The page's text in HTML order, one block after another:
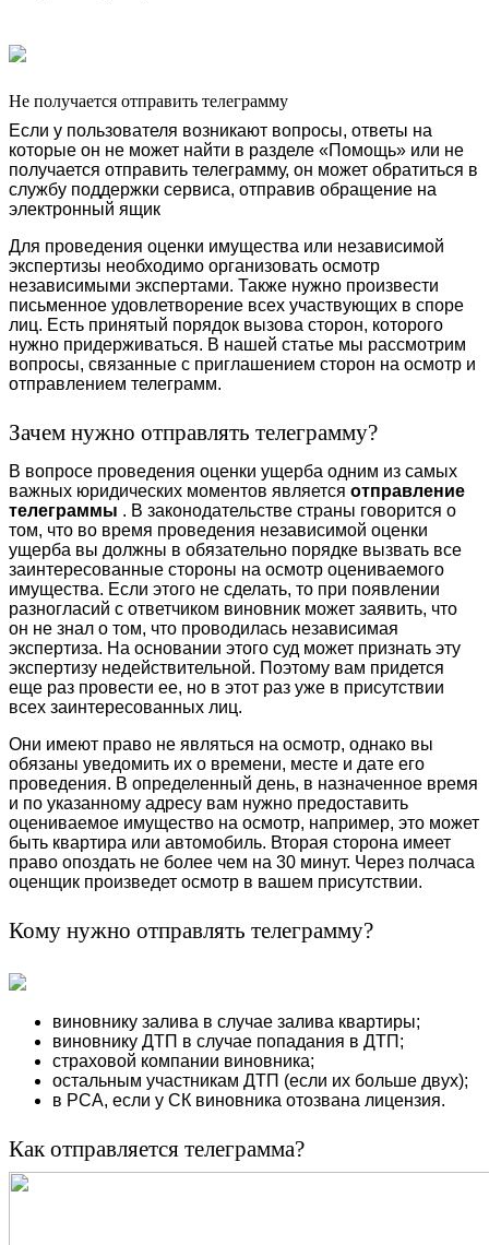
Не получается отправить телеграмму
Если у пользователя возникают вопросы, ответы на
которые он не может найти в разделе «Помощь» или не
получается отправить телеграмму, он может обратиться в
службу поддержки сервиса, отправив обращение на
электронный ящик
Для проведения оценки имущества или независимой
экспертизы необходимо организовать осмотр
независимыми экспертами. Также нужно произвести
письменное удовлетворение всех участвующих в споре
лиц. Есть принятый порядок вызова сторон, которого
нужно придерживаться. В нашей статье мы рассмотрим
вопросы, связанные с приглашением сторон на осмотр и
отправлением телеграмм.
Зачем нужно отправлять телеграмму?
В вопросе проведения оценки ущерба одним из самых
важных юридических моментов является отправление
телеграммы . В законодательстве страны говорится о
том, что во время проведения независимой оценки
ущерба вы должны в обязательно порядке вызвать все
заинтересованные стороны на осмотр оцениваемого
имущества. Если этого не сделать, то при появлении
разногласий с ответчиком виновник может заявить, что
он не знал о том, что проводилась независимая
экспертиза. На основании этого суд может признать эту
экспертизу недействительной. Поэтому вам придется
еще раз провести ее, но в этот раз уже в присутствии
всех заинтересованных лиц.
Они имеют право не являться на осмотр, однако вы
обязаны уведомить их о времени, месте и дате его
проведения. В определенный день, в назначенное время
и по указанному адресу вам нужно предоставить
оцениваемое имущество на осмотр, например, это может
быть квартира или автомобиль. Вторая сторона имеет
право опоздать не более чем на 30 минут. Через полчаса
оценщик произведет осмотр в вашем присутствии.
Кому нужно отправлять телеграмму?
виновнику залива в случае залива квартиры;
виновнику ДТП в случае попадания в ДТП;
страховой компании виновника;
остальным участникам ДТП (если их больше двух);
в РСА, если у СК виновника отозвана лицензия.
Как отправляется телеграмма?